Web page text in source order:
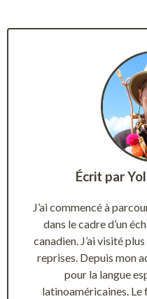
Écrit par
J’ai commencé à
dans le cadre d’un
canadien. J’ai visité
reprises. Depuis mon
pour la langue
latinoaméricaines. Le